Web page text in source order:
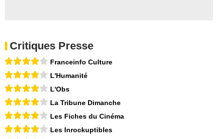
Critiques Presse
Franceinfo Culture
L'Humanité
L'Obs
La Tribune Dimanche
Les Fiches du Cinéma
Les Inrockuptibles